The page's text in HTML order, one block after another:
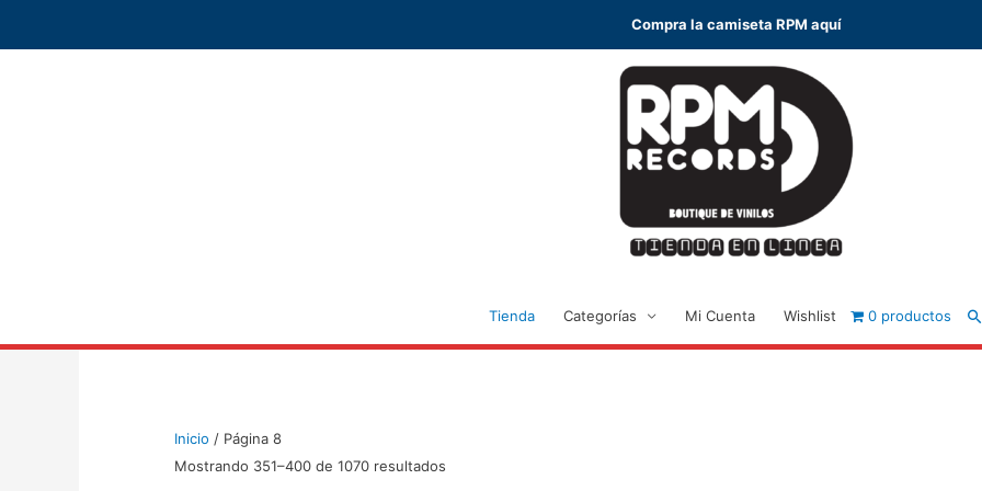
Compra la camiseta RPM aquí
Tienda Categorías Mi Cuenta Wishlist 0 productos
Inicio / Página 8
Mostrando 351–400 de 1070 resultados